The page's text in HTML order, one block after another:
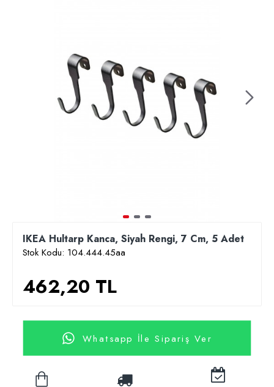
IKEA Hultarp Kanca, Siyah Rengi, 7 Cm, 5 Adet
Stok Kodu: 104.444.45aa
462,20 TL
Whatsapp İle Sipariş Ver